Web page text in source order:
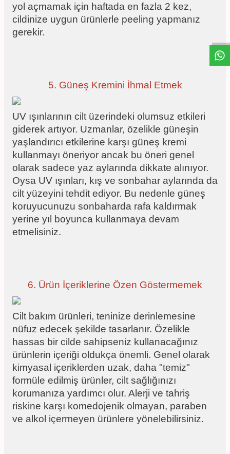
yol açmamak için haftada en fazla 2 kez,
cildinize uygun ürünlerle peeling yapmanız
gerekir.
5. Güneş Kremini İhmal Etmek
UV ışınlarının cilt üzerindeki olumsuz etkileri
giderek artıyor. Uzmanlar, özelikle güneşin
yaşlandırıcı etkilerine karşı güneş kremi
kullanmayı öneriyor ancak bu öneri genel
olarak sadece yaz aylarında dikkate alınıyor.
Oysa UV ışınları, kış ve sonbahar aylarında da
cilt yüzeyini tehdit ediyor. Bu nedenle güneş
koruyucunuzu sonbaharda rafa kaldırmak
yerine yıl boyunca kullanmaya devam
etmelisiniz.
6. Ürün İçeriklerine Özen Göstermemek
Cilt bakım ürünleri, teninize derinlemesine
nüfuz edecek şekilde tasarlanır. Özelikle
hassas bir cilde sahipseniz kullanacağınız
ürünlerin içeriği oldukça önemli. Genel olarak
kimyasal içeriklerden uzak, daha "temiz"
formüle edilmiş ürünler, cilt sağlığınızı
korumanıza yardımcı olur. Alerji ve tahriş
riskine karşı komedojenik olmayan, paraben
ve alkol içermeyen ürünlere yönelebilirsiniz.